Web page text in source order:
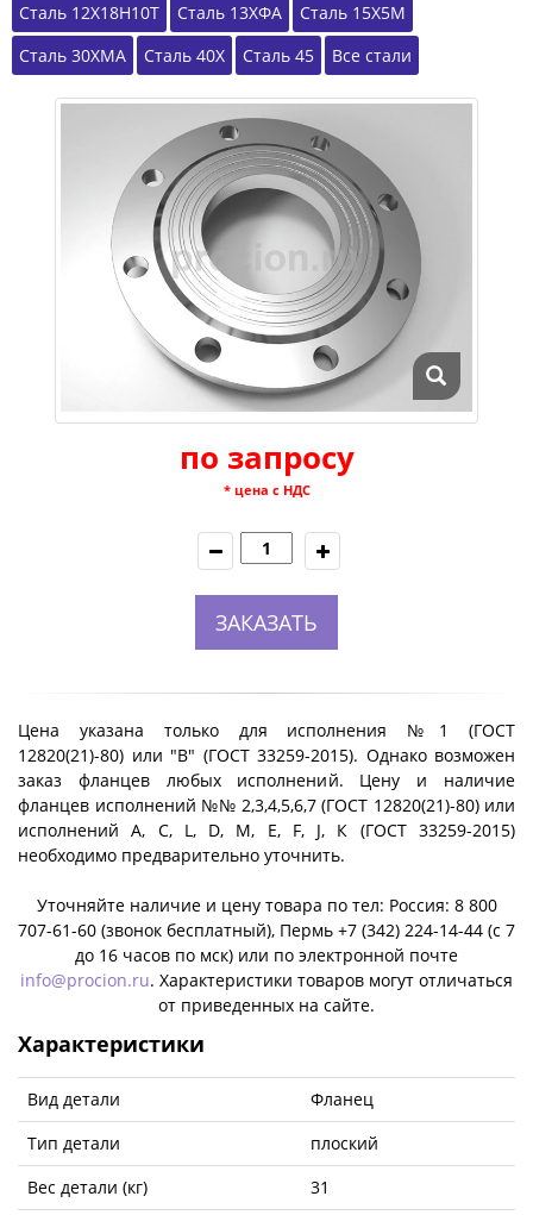
Сталь 12Х18Н10Т Сталь 13ХФА
Сталь 15Х5М
Сталь 30ХМА
Сталь 40Х Сталь 45 Все стали
по запросу
* цена с НДС
ЗАКАЗАТЬ
Цена указана только для исполнения №1 (ГОСТ
12820(21)-80) или "B" (ГОСТ 33259-2015). Однако возможен
заказ фланцев любых исполнений. Цену и наличие
фланцев исполнений №№ 2,3,4,5,6,7 (ГОСТ 12820(21)-80) или
исполнений A, C, L, D, M, E, F, J, К (ГОСТ 33259-2015)
необходимо предварительно уточнить.
Уточняйте наличие и цену товара по тел: Россия: 8 800
707-61-60 (звонок бесплатный), Пермь +7 (342) 224-14-44 (c 7
до 16 часов по мск) или по электронной почте
info@procion.ru. Характеристики товаров могут отличаться
от приведенных на сайте.
Характеристики
Вид детали
Фланец
Тип детали
плоский
Вес детали (кг)
31